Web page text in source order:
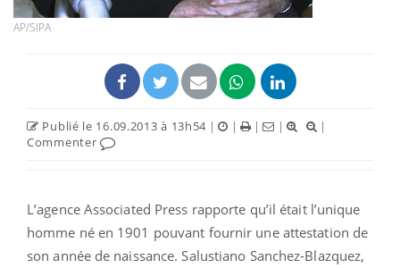
AP/SIPA
Publié le 16.09.2013 à 13h54 | | | |
|
Commenter
L’agence Associated Press rapporte qu’il était l’unique
homme né en 1901 pouvant fournir une attestation de
son année de naissance. Salustiano Sanchez-Blazquez,